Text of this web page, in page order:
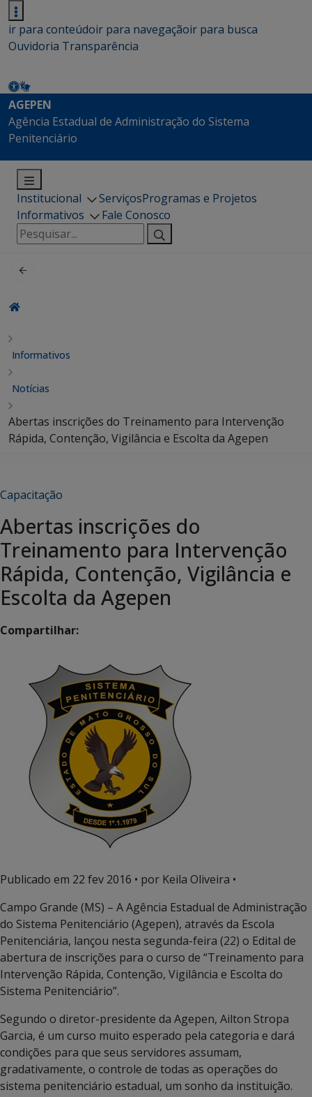
ir para conteúdoir para navegaçãoir para busca
Ouvidoria Transparência
AGEPEN
Agência Estadual de Administração do Sistema
Penitenciário
Institucional ServiçosProgramas e Projetos
Informativos
Fale Conosco
Pesquisar
por:
Informativos
Notícias
Abertas inscrições do Treinamento para Intervenção
Rápida, Contenção, Vigilância e Escolta da Agepen
Capacitação
Abertas inscrições do
Treinamento para Intervenção
Rápida, Contenção, Vigilância e
Escolta da Agepen
Compartilhar:
Publicado em 22 fev 2016 • por Keila Oliveira •
Campo Grande (MS) – A Agência Estadual de Administração
do Sistema Penitenciário (Agepen), através da Escola
Penitenciária, lançou nesta segunda-feira (22) o Edital de
abertura de inscrições para o curso de “Treinamento para
Intervenção Rápida, Contenção, Vigilância e Escolta do
Sistema Penitenciário”.
Segundo o diretor-presidente da Agepen, Ailton Stropa
Garcia, é um curso muito esperado pela categoria e dará
condições para que seus servidores assumam,
gradativamente, o controle de todas as operações do
sistema penitenciário estadual, um sonho da instituição.